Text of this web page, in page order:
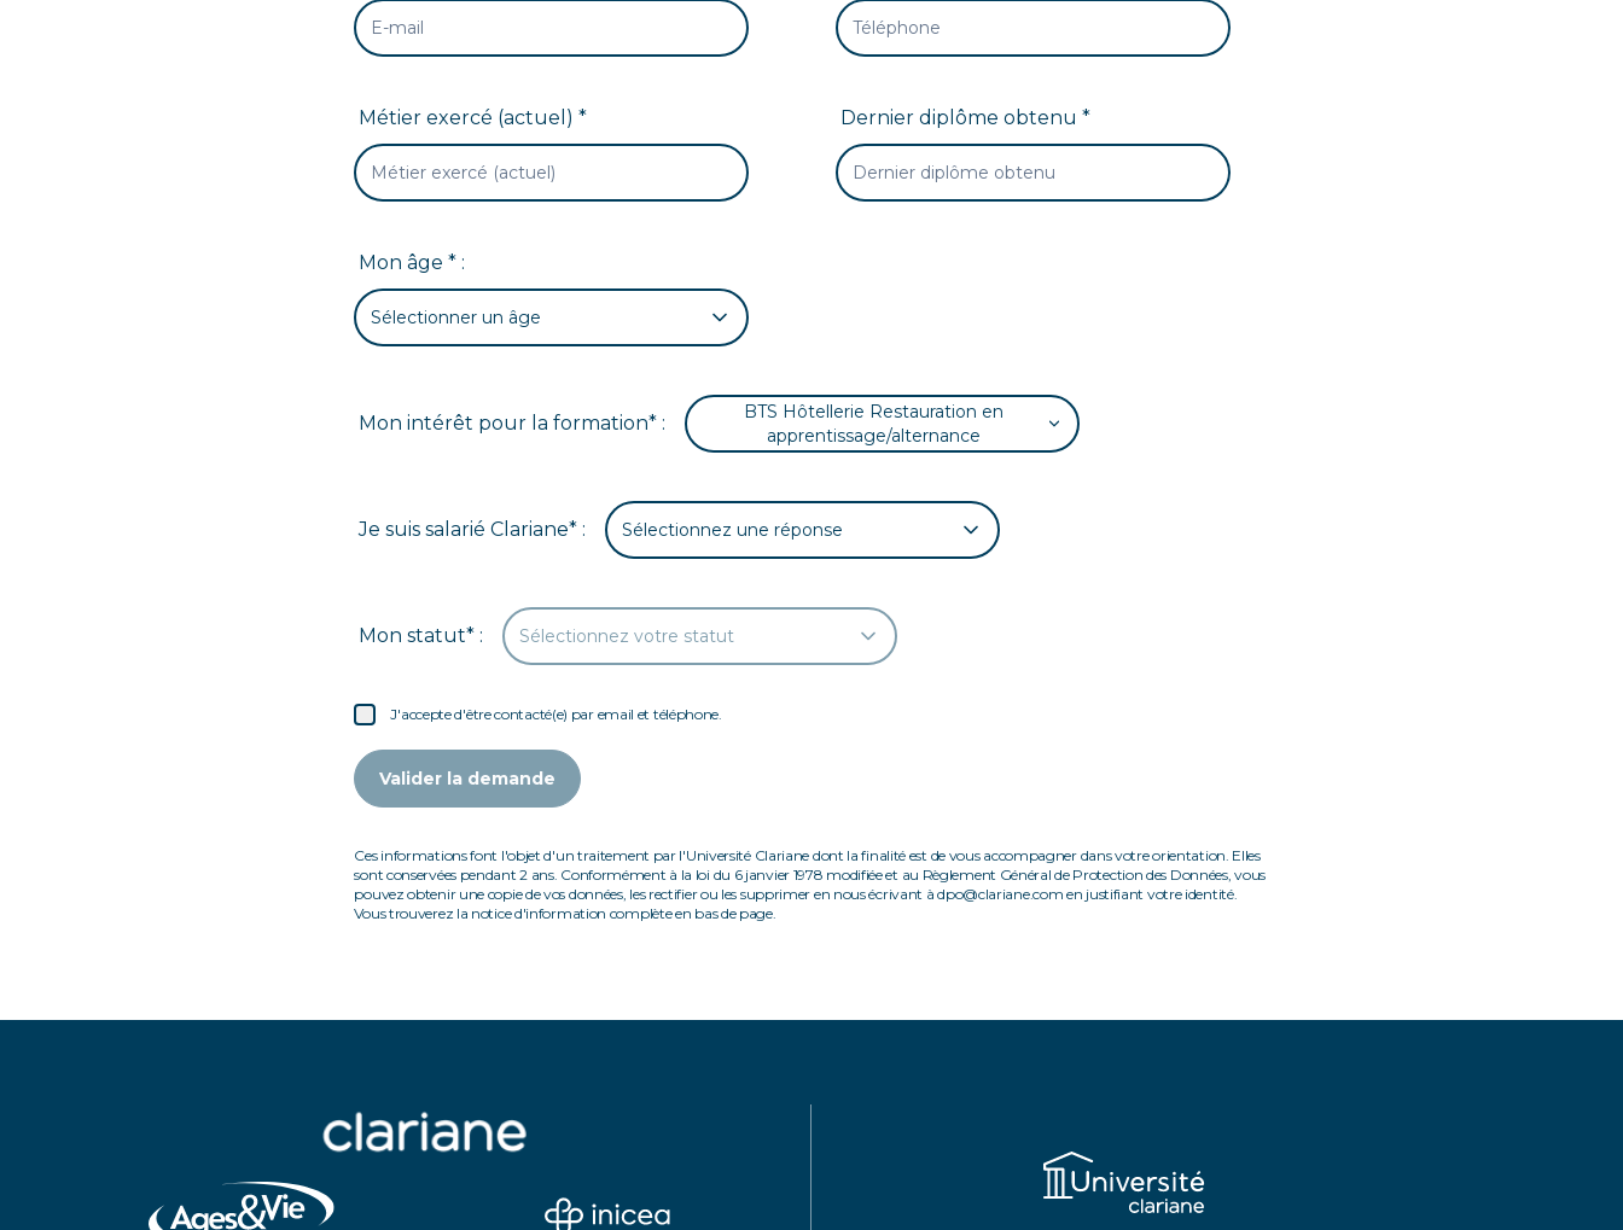
Métier exercé (actuel) * Dernier diplôme obtenu *
Mon âge * :
Sélectionner un âge
Mon intérêt pour la formation* :
BTS Hôtellerie Restauration en
apprentissage/alternance
Je suis salarié Clariane* : Sélectionnez une réponse
Mon statut* : Sélectionnez votre statut
J'accepte d'être contacté(e) par email et téléphone.
Valider la demande
Ces informations font l'objet d'un traitement par l'Université Clariane dont la finalité est de vous accompagner dans votre orientation. Elles
sont conservées pendant 2 ans. Conformément à la loi du 6 janvier 1978 modifiée et au Règlement Général de Protection des Données, vous
pouvez obtenir une copie de vos données, les rectifier ou les supprimer en nous écrivant à dpo@clariane.com en justifiant votre identité.
Vous trouverez la notice d'information complète en bas de page.